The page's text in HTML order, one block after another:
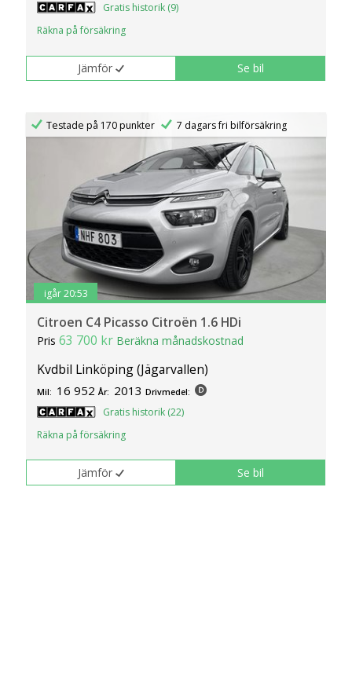
Gratis historik (9)
Räkna på försäkring
Jämför Se bil
Testade på 170 punkter 7 dagars fri bilförsäkring
igår 20:53
Citroen C4 Picasso Citroën 1.6 HDi
Pris63 700 kr Beräkna månadskostnad
Kvdbil Linköping (Jägarvallen)
Mil: 16 952 År: 2013 Drivmedel:
Gratis historik (22)
Räkna på försäkring
Jämför Se bil